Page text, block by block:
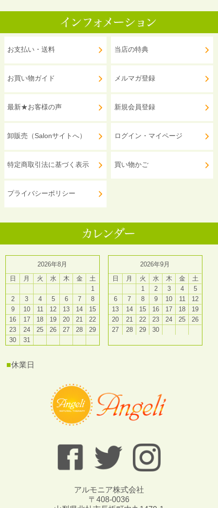
お支払い・送料
お買い物ガイド
最新★お客様の声
卸販売（Salonサイトへ）
特定商取引法に基づく表示
プライバシーポリシー
当店の特典
メルマガ登録
新規会員登録
ログイン・マイページ
買い物かご
2026年8月
日
月 火 水 木 金
土
1
2
3 4 5 6 7
8
9
10 11 12 13 14
15
16
17 18 19 20 21
22
23
24 25 26 27 28
29
30
31
2026年9月
日
月 火 水 木 金
土
1
2 3 4
5
6
7 8 9 10 11
12
13
14 15 16 17 18
19
20
21 22 23 24 25
26
27
28 29 30
■休業日
アルモニア株式会社
〒408-0036